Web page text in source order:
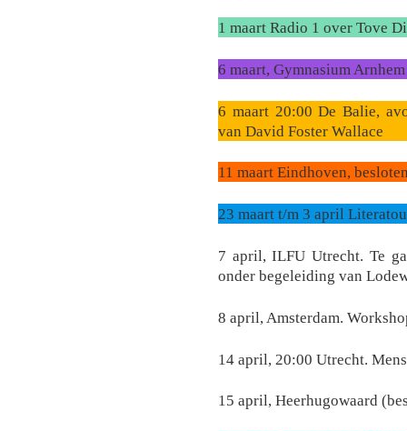
1 maart Radio 1 over Tove
6 maart, Gymnasium
6 maart 20:00 De Balie,
van David Foster Wallace
11 maart Eindhoven,
23 maart t/m 3 april
7 april, ILFU Utrecht. Te
onder begeleiding van
8 april, Amsterdam.
14 april, 20:00 Utrecht.
15 april, Heerhugowaard